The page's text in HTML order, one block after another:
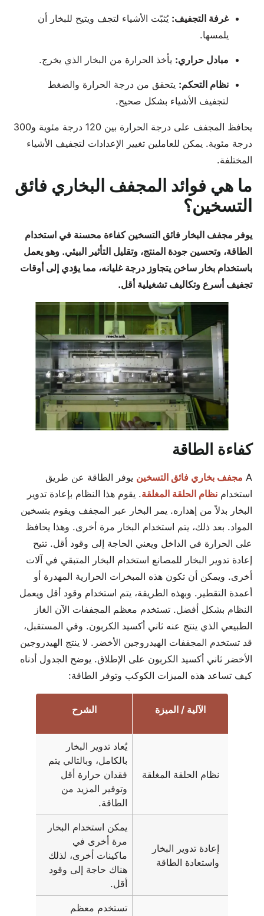
غرفة التجفيف: يُثبّت الأشياء لتجف ويتيح للبخار أن
يلمسها.
مبادل حراري: يأخذ الحرارة من البخار الذي يخرج.
نظام التحكم: يتحقق من درجة الحرارة والضغط
لتجفيف الأشياء بشكل صحيح.
يحافظ المجفف على درجة الحرارة بين 120 درجة مئوية و300
درجة مئوية. يمكن للعاملين تغيير الإعدادات لتجفيف الأشياء
المختلفة.
ما هي فوائد المجفف البخاري فائق
التسخين؟
يوفر مجفف البخار فائق التسخين كفاءة محسنة في استخدام
الطاقة، وتحسين جودة المنتج، وتقليل التأثير البيئي. وهو يعمل
باستخدام بخار ساخن يتجاوز درجة غليانه، مما يؤدي إلى أوقات
تجفيف أسرع وتكاليف تشغيلية أقل.
كفاءة الطاقة
A مجفف بخاري فائق التسخين يوفر الطاقة عن طريق
استخدام نظام الحلقة المغلقة. يقوم هذا النظام بإعادة تدوير
البخار بدلاً من إهداره. يمر البخار عبر المجفف ويقوم بتسخين
المواد. بعد ذلك، يتم استخدام البخار مرة أخرى. وهذا يحافظ
على الحرارة في الداخل ويعني الحاجة إلى وقود أقل. تتيح
إعادة تدوير البخار للمصانع استخدام البخار المتبقي في آلات
أخرى. ويمكن أن تكون هذه المبخرات الحرارية المهدرة أو
أعمدة التقطير. وبهذه الطريقة، يتم استخدام وقود أقل ويعمل
النظام بشكل أفضل. تستخدم معظم المجففات الآن الغاز
الطبيعي الذي ينتج عنه ثاني أكسيد الكربون. وفي المستقبل،
قد تستخدم المجففات الهيدروجين الأخضر. لا ينتج الهيدروجين
الأخضر ثاني أكسيد الكربون على الإطلاق. يوضح الجدول أدناه
كيف تساعد هذه الميزات الكوكب وتوفر الطاقة:
الآلية / الميزة الشرح
نظام الحلقة المغلقة
يُعاد تدوير البخار
بالكامل، وبالتالي يتم
فقدان حرارة أقل
وتوفير المزيد من
الطاقة.
إعادة تدوير البخار
واستعادة الطاقة
يمكن استخدام البخار
مرة أخرى في
ماكينات أخرى، لذلك
هناك حاجة إلى وقود
أقل.
تستخدم معظم